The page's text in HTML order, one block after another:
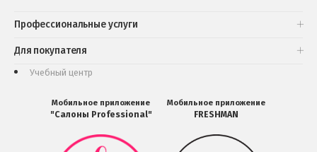
Профессиональные услуги
Для покупателя
Учебный центр
Мобильное приложение
"Салоны Professional"
Мобильное
Мобильное приложение
FRESHMAN
Мобильное